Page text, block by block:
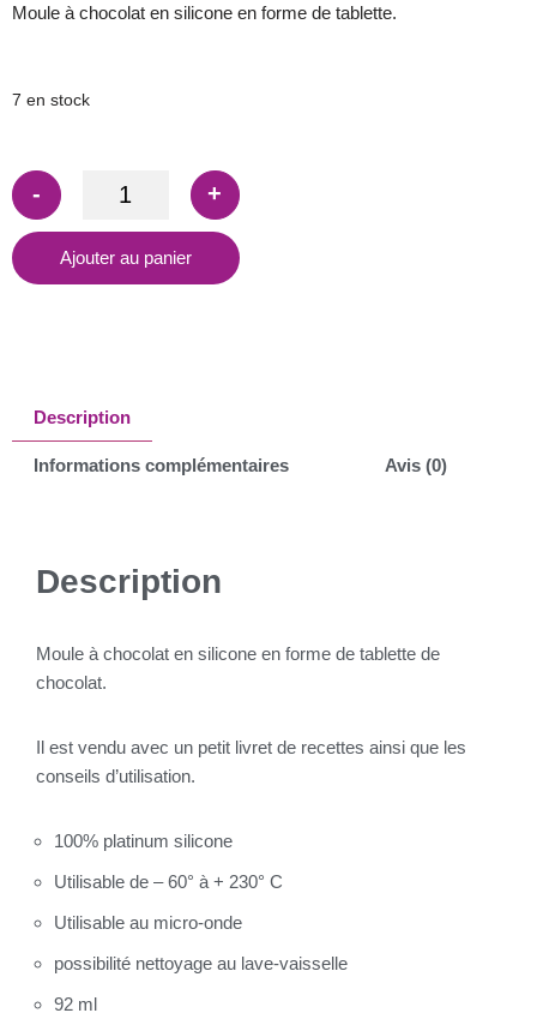
Moule à chocolat en silicone en forme de tablette.
7 en stock
- +
Ajouter au panier
Description
Informations complémentaires Avis (0)
Description
Moule à chocolat en silicone en forme de tablette de
chocolat.
Il est vendu avec un petit livret de recettes ainsi que les
conseils d’utilisation.
100% platinum silicone
Utilisable de – 60° à + 230° C
Utilisable au micro-onde
possibilité nettoyage au lave-vaisselle
92 ml